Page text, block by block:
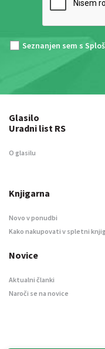
Seznanjen sem s
Glasilo
Uradni list RS
O glasilu
Knjigarna
Novo v ponudbi
Kako nakupovati v spletni
Novice
Aktualni članki
Naroči se na novice